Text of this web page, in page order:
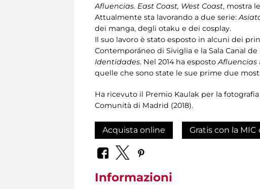
Afluencias. East Coast, West Coast, mostra
Attualmente sta lavorando a due serie:
dei manga, degli otaku e dei cosplay.
Il suo lavoro è stato esposto in alcuni dei
Contemporáneo di Siviglia e la Sala Canal
Identidades. Nel 2014 ha espostoAfluencias
quelle che sono state le sue prime due
Ha ricevuto il Premio Kaulak per la
Comunità di Madrid (2018).
Acquista online Gratis con la MIC
Informazioni